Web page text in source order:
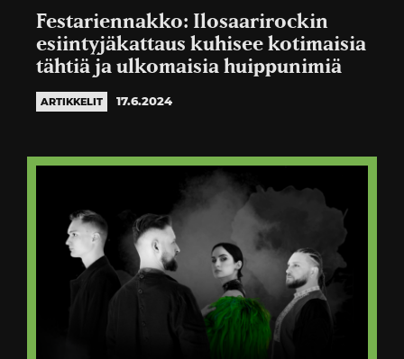
Festariennakko: Ilosaarirockin
esiintyjäkattaus kuhisee kotimaisia
tähtiä ja ulkomaisia huippunimiä
ARTIKKELIT 17.6.2024